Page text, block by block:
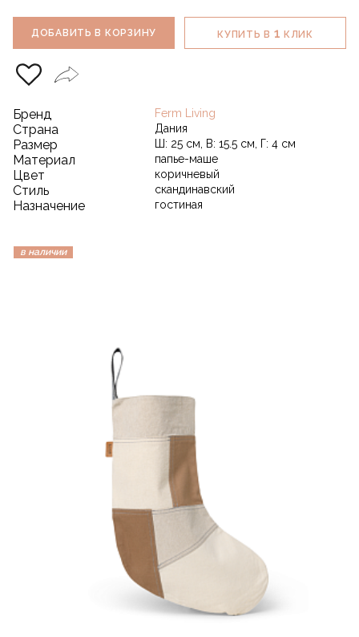
ДОБАВИТЬ В КОРЗИНУ КУПИТЬ В 1 КЛИК
Бренд Ferm Living
Страна Дания
Размер Ш: 25 см, В: 15.5 см, Г: 4 см
Материал папье-маше
Цвет коричневый
Стиль скандинавский
Назначение гостиная
в наличии